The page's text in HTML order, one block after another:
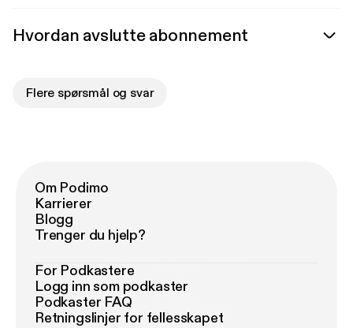
Hvordan avslutte abonnement
Flere spørsmål og svar
Om Podimo
Karrierer
Blogg
Trenger du hjelp?
For Podkastere
Logg inn som podkaster
Podkaster FAQ
Retningslinjer for fellesskapet